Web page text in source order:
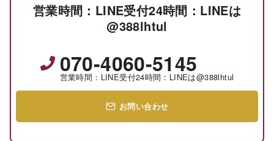
営業時間：LINE受付24時間：LINEは
@388lhtul
070-4060-5145
営業時間：LINE受付24時間：LINEは@388lhtul
お問い合わせ